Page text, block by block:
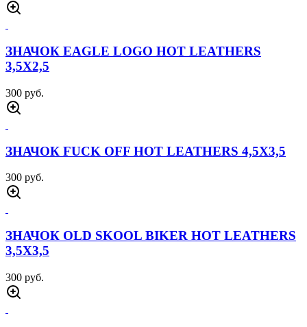
ЗНАЧОК EAGLE LOGO HOT LEATHERS
3,5Х2,5
300 руб.
ЗНАЧОК FUCK OFF HOT LEATHERS 4,5Х3,5
300 руб.
ЗНАЧОК OLD SKOOL BIKER HOT LEATHERS
3,5Х3,5
300 руб.